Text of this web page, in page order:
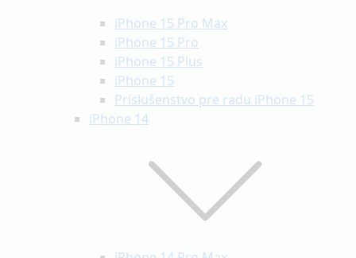
iPhone 15 Pro Max
iPhone 15 Pro
iPhone 15 Plus
iPhone 15
Príslušenstvo pre radu iPhone 15
iPhone 14